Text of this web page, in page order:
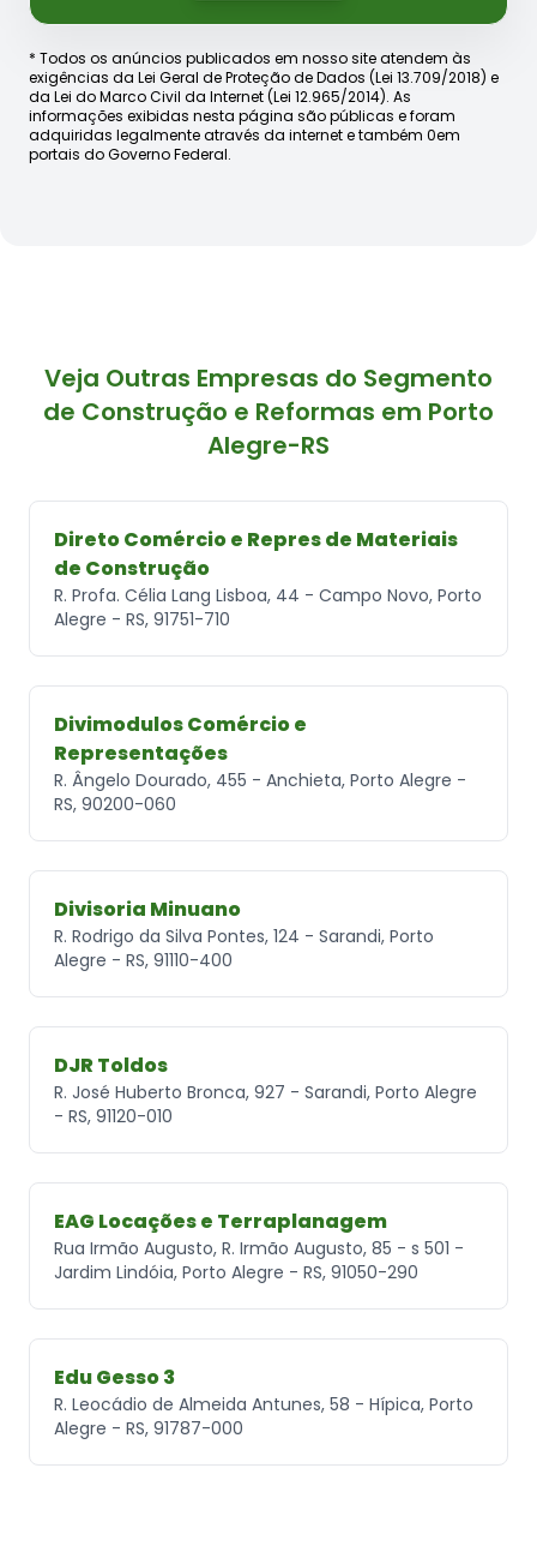
* Todos os anúncios publicados em nosso site atendem às
exigências da Lei Geral de Proteção de Dados (Lei 13.709/2018) e
da Lei do Marco Civil da Internet (Lei 12.965/2014). As
informações exibidas nesta página são públicas e foram
adquiridas legalmente através da internet e também 0em
portais do Governo Federal.
Veja Outras Empresas do Segmento
de Construção e Reformas em Porto
Alegre-RS
Direto Comércio e Repres de Materiais
de Construção
R. Profa. Célia Lang Lisboa, 44 - Campo Novo, Porto
Alegre - RS, 91751-710
Divimodulos Comércio e
Representações
R. Ângelo Dourado, 455 - Anchieta, Porto Alegre -
RS, 90200-060
Divisoria Minuano
R. Rodrigo da Silva Pontes, 124 - Sarandi, Porto
Alegre - RS, 91110-400
DJR Toldos
R. José Huberto Bronca, 927 - Sarandi, Porto Alegre
- RS, 91120-010
EAG Locações e Terraplanagem
Rua Irmão Augusto, R. Irmão Augusto, 85 - s 501 -
Jardim Lindóia, Porto Alegre - RS, 91050-290
Edu Gesso 3
R. Leocádio de Almeida Antunes, 58 - Hípica, Porto
Alegre - RS, 91787-000